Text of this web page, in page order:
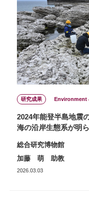
研究成果 Environment
2024年能登半島地震
海の沿岸生態系が明
総合研究博物館
加藤 萌 助教
2026.03.03